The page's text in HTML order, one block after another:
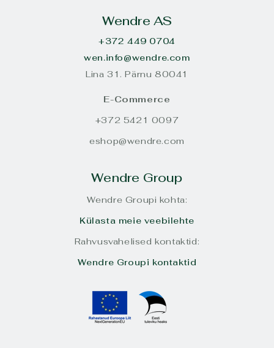
Wendre AS
+372 449 0704
wen.info@wendre.com
Lina 31. Pärnu 80041
E-Commerce
+372 5421 0097
eshop@wendre.com
Wendre Group
Wendre Groupi kohta:
Külasta meie veebilehte
Rahvusvahelised kontaktid:
Wendre Groupi kontaktid